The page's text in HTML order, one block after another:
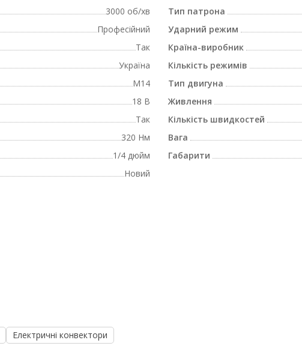
3000 об/хв
Професійний
Так
Україна
M14
18 В
Так
320 Нм
1/4 дюйм
Новий
Тип патрона
Ударний режим
Країна-виробник
Кількість режимів
Тип двигуна
Живлення
Кількість швидкостей
Вага
Габарити
Електричні конвектори